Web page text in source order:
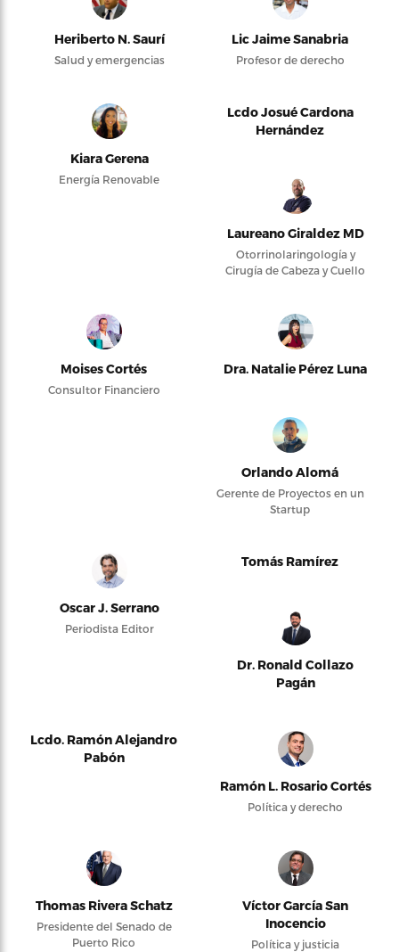
Heriberto N. Saurí
Salud y emergencias
Lic Jaime Sanabria
Profesor de derecho
Kiara Gerena
Energía Renovable
Lcdo Josué Cardona
Hernández
Laureano Giraldez MD
Otorrinolaringología y
Cirugía de Cabeza y Cuello
Moises Cortés
Consultor Financiero
Dra. Natalie Pérez Luna
Orlando Alomá
Gerente de Proyectos en un
Startup
Oscar J. Serrano
Periodista Editor
Tomás Ramírez
Dr. Ronald Collazo
Pagán
Lcdo. Ramón Alejandro
Pabón
Ramón L. Rosario Cortés
Política y derecho
Thomas Rivera Schatz
Presidente del Senado de
Puerto Rico
Víctor García San
Inocencio
Política y justicia